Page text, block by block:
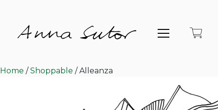
Home /Shoppable / Alleanza